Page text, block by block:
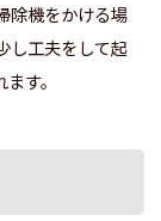
除機をかける場
し工夫をして起
す。